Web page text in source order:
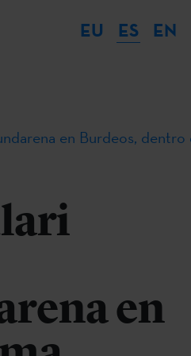
EU ES EN
en Burdeos, dentro
en